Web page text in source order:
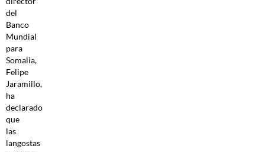
del
Banco
Mundial
para
Somalia,
Felipe
Jaramillo,
ha
declarado
que
las
langostas